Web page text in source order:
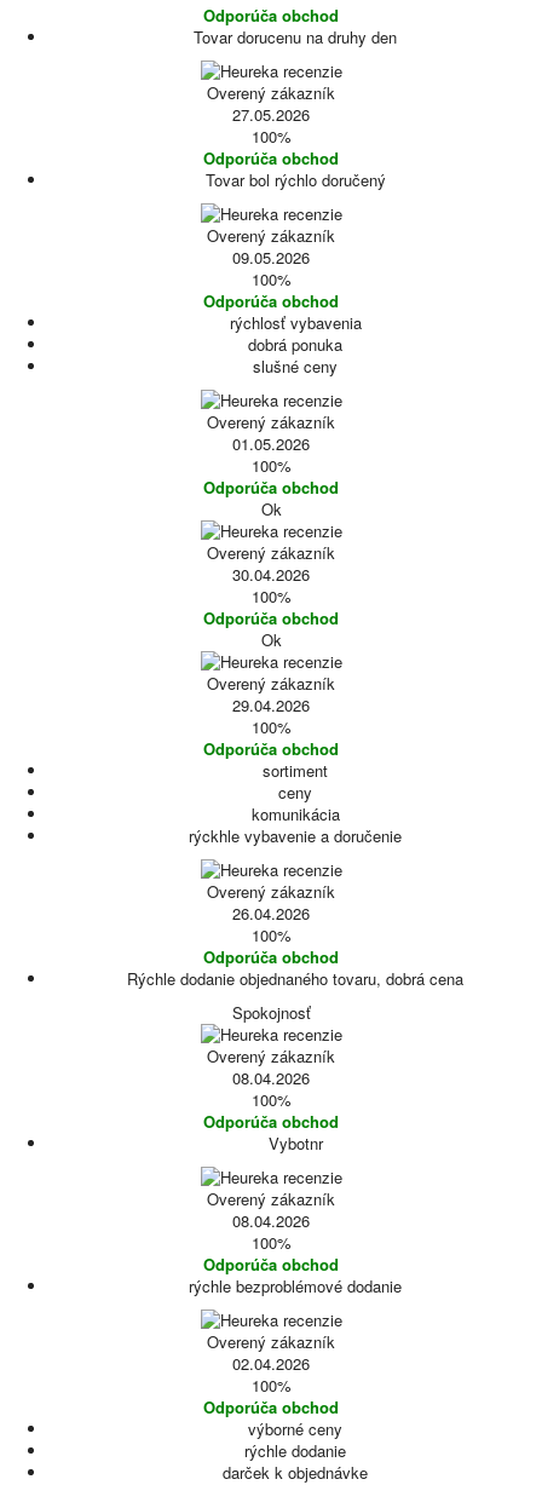
Odporúča obchod
Tovar dorucenu na druhy den
Overený zákazník
27.05.2026
100%
Odporúča obchod
Tovar bol rýchlo doručený
Overený zákazník
09.05.2026
100%
Odporúča obchod
rýchlosť vybavenia
dobrá ponuka
slušné ceny
Overený zákazník
01.05.2026
100%
Odporúča obchod
Ok
Overený zákazník
30.04.2026
100%
Odporúča obchod
Ok
Overený zákazník
29.04.2026
100%
Odporúča obchod
sortiment
ceny
komunikácia
rýckhle vybavenie a doručenie
Overený zákazník
26.04.2026
100%
Odporúča obchod
Rýchle dodanie objednaného tovaru, dobrá cena
Spokojnosť
Overený zákazník
08.04.2026
100%
Odporúča obchod
Vybotnr
Overený zákazník
08.04.2026
100%
Odporúča obchod
rýchle bezproblémové dodanie
Overený zákazník
02.04.2026
100%
Odporúča obchod
výborné ceny
rýchle dodanie
darček k objednávke